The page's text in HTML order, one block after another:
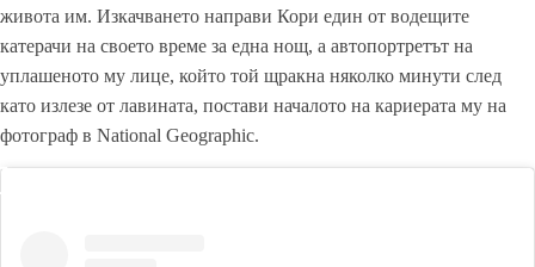
живота им. Изкачването направи Кори един от водещите
катерачи на своето време за една нощ, а автопортретът на
уплашеното му лице, който той щракна няколко минути след
като излезе от лавината, постави началото на кариерата му на
фотограф в National Geographic.